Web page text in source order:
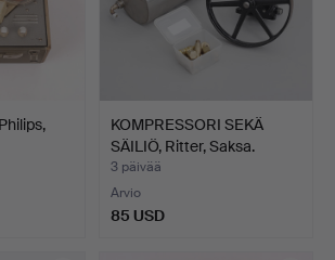
KOMPRESSORI SEKÄ
SÄILIÖ, Ritter, Saksa.
3 päivää
Arvio
85 USD